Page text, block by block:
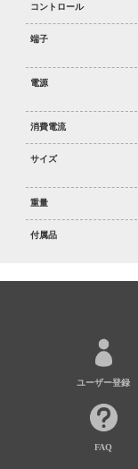
コントロール
端子
電源
消費電流
サイズ
重量
付属品
ユーザー登録
FAQ